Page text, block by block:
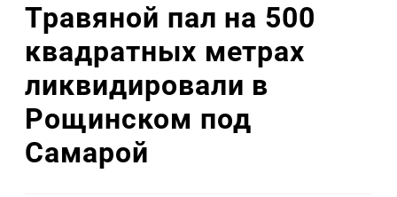
Травяной пал на 500
квадратных метрах
ликвидировали в
Рощинском под
Самарой